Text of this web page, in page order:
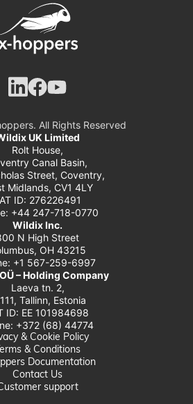
All Rights Reserved
UK Limited
Rolt House,
Canal Basin,
Street, Coventry,
Midlands, CV1 4LY
ID: 276226491
+44 247-718-0770
Wildix Inc.
N High Street
OH 43215
+1 567-259-6997
– Holding Company
Laeva tn. 2,
Tallinn, Estonia
ID: EE 101984698
+372 (68) 44774
& Cookie Policy
& Conditions
Documentation
Contact Us
support